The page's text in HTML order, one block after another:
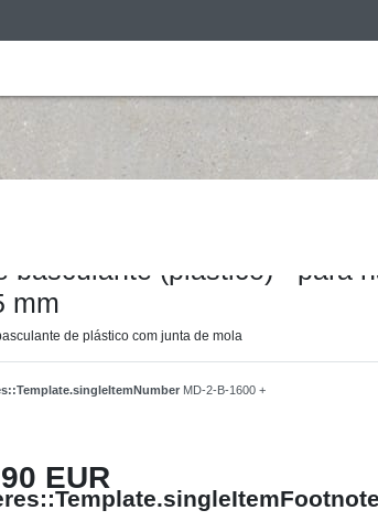
basculante (plástico) - para
mm
de plástico com junta de mola
MD-2-B-1600 +
EUR